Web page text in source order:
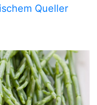
Queller